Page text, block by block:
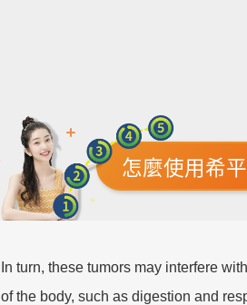
怎麼使用希
In turn, these tumors may interfere
of the body, such as digestion and